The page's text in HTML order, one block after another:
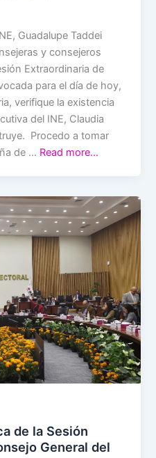
Guadalupe Taddei
y consejeros
Extraordinaria de
para el día de hoy,
verifique la existencia
del INE, Claudia
Procedo a tomar
de … Read more…
de la Sesión
General del